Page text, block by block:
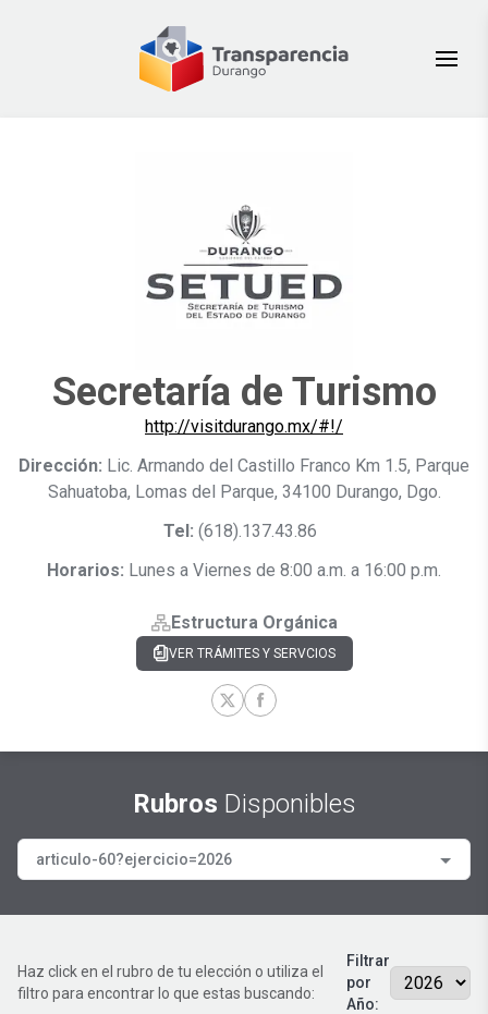
Secretaría de Turismo
http://visitdurango.mx/#!/
Dirección: Lic. Armando del Castillo Franco Km 1.5, Parque
Sahuatoba, Lomas del Parque, 34100 Durango, Dgo.
Tel: (618).137.43.86
Horarios: Lunes a Viernes de 8:00 a.m. a 16:00 p.m.
Estructura Orgánica
VER TRÁMITES Y SERVCIOS
Rubros Disponibles
articulo-60?ejercicio=2026
Haz click en el rubro de tu elección o utiliza el
filtro para encontrar lo que estas buscando:
Filtrar
por
Año: